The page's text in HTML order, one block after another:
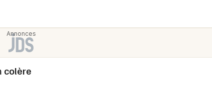
colère